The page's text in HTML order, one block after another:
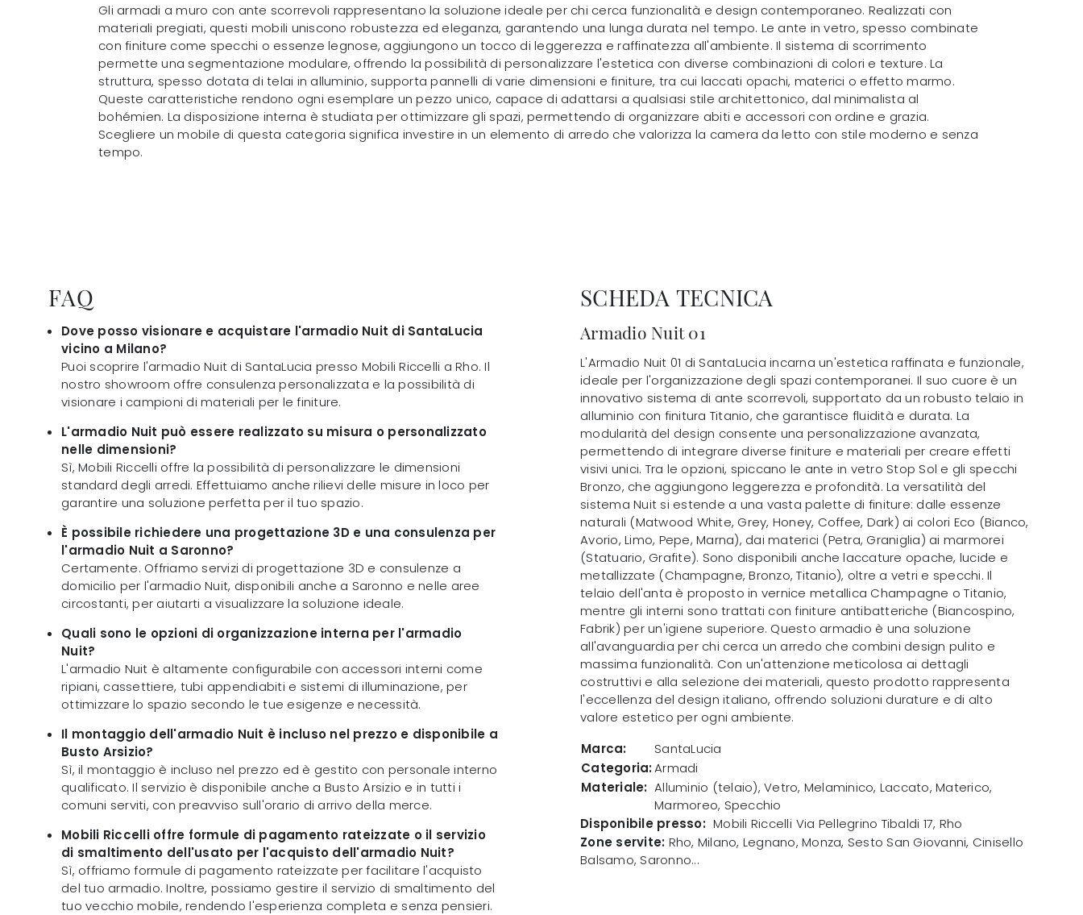
Gli armadi a muro con ante scorrevoli rappresentano la soluzione ideale per chi cerca funzionalità e design contemporaneo. Realizzati con
materiali pregiati, questi mobili uniscono robustezza ed eleganza, garantendo una lunga durata nel tempo. Le ante in vetro, spesso combinate
con finiture come specchi o essenze legnose, aggiungono un tocco di leggerezza e raffinatezza all'ambiente. Il sistema di scorrimento
permette una segmentazione modulare, offrendo la possibilità di personalizzare l'estetica con diverse combinazioni di colori e texture. La
struttura, spesso dotata di telai in alluminio, supporta pannelli di varie dimensioni e finiture, tra cui laccati opachi, materici o effetto marmo.
Queste caratteristiche rendono ogni esemplare un pezzo unico, capace di adattarsi a qualsiasi stile architettonico, dal minimalista al
bohémien. La disposizione interna è studiata per ottimizzare gli spazi, permettendo di organizzare abiti e accessori con ordine e grazia.
Scegliere un mobile di questa categoria significa investire in un elemento di arredo che valorizza la camera da letto con stile moderno e senza
tempo.
FAQ
Dove posso visionare e acquistare l'armadio Nuit di SantaLucia
vicino a Milano?
Puoi scoprire l'armadio Nuit di SantaLucia presso Mobili Riccelli a Rho. Il
nostro showroom offre consulenza personalizzata e la possibilità di
visionare i campioni di materiali per le finiture.
L'armadio Nuit può essere realizzato su misura o personalizzato
nelle dimensioni?
Sì, Mobili Riccelli offre la possibilità di personalizzare le dimensioni
standard degli arredi. Effettuiamo anche rilievi delle misure in loco per
garantire una soluzione perfetta per il tuo spazio.
È possibile richiedere una progettazione 3D e una consulenza per
l'armadio Nuit a Saronno?
Certamente. Offriamo servizi di progettazione 3D e consulenze a
domicilio per l'armadio Nuit, disponibili anche a Saronno e nelle aree
circostanti, per aiutarti a visualizzare la soluzione ideale.
Quali sono le opzioni di organizzazione interna per l'armadio
Nuit?
L'armadio Nuit è altamente configurabile con accessori interni come
ripiani, cassettiere, tubi appendiabiti e sistemi di illuminazione, per
ottimizzare lo spazio secondo le tue esigenze e necessità.
Il montaggio dell'armadio Nuit è incluso nel prezzo e disponibile a
Busto Arsizio?
Sì, il montaggio è incluso nel prezzo ed è gestito con personale interno
qualificato. Il servizio è disponibile anche a Busto Arsizio e in tutti i
comuni serviti, con preavviso sull'orario di arrivo della merce.
Mobili Riccelli offre formule di pagamento rateizzate o il servizio
di smaltimento dell'usato per l'acquisto dell'armadio Nuit?
Sì, offriamo formule di pagamento rateizzate per facilitare l'acquisto
del tuo armadio. Inoltre, possiamo gestire il servizio di smaltimento del
tuo vecchio mobile, rendendo l'esperienza completa e senza pensieri.
SCHEDA TECNICA
Armadio Nuit 01
L'Armadio Nuit 01 di SantaLucia incarna un'estetica raffinata e funzionale,
ideale per l'organizzazione degli spazi contemporanei. Il suo cuore è un
innovativo sistema di ante scorrevoli, supportato da un robusto telaio in
alluminio con finitura Titanio, che garantisce fluidità e durata. La
modularità del design consente una personalizzazione avanzata,
permettendo di integrare diverse finiture e materiali per creare effetti
visivi unici. Tra le opzioni, spiccano le ante in vetro Stop Sol e gli specchi
Bronzo, che aggiungono leggerezza e profondità. La versatilità del
sistema Nuit si estende a una vasta palette di finiture: dalle essenze
naturali (Matwood White, Grey, Honey, Coffee, Dark) ai colori Eco (Bianco,
Avorio, Limo, Pepe, Marna), dai materici (Petra, Graniglia) ai marmorei
(Statuario, Grafite). Sono disponibili anche laccature opache, lucide e
metallizzate (Champagne, Bronzo, Titanio), oltre a vetri e specchi. Il
telaio dell'anta è proposto in vernice metallica Champagne o Titanio,
mentre gli interni sono trattati con finiture antibatteriche (Biancospino,
Fabrik) per un'igiene superiore. Questo armadio è una soluzione
all'avanguardia per chi cerca un arredo che combini design pulito e
massima funzionalità. Con un'attenzione meticolosa ai dettagli
costruttivi e alla selezione dei materiali, questo prodotto rappresenta
l'eccellenza del design italiano, offrendo soluzioni durature e di alto
valore estetico per ogni ambiente.
Marca:
SantaLucia
Categoria:Armadi
Materiale: Alluminio (telaio), Vetro, Melaminico, Laccato, Materico,
Marmoreo, Specchio
Disponibile presso: Mobili Riccelli Via Pellegrino Tibaldi 17, Rho
Zone servite: Rho, Milano, Legnano, Monza, Sesto San Giovanni, Cinisello
Balsamo, Saronno...